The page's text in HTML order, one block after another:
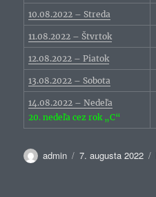
10.08.2022 – Streda
11.08.2022 – Štvrtok
12.08.2022 – Piatok
13.08.2022 – Sobota
14.08.2022 – Nedeľa
20. nedeľa cez rok „C“
Autor
admin Publikované
7. augusta 2022